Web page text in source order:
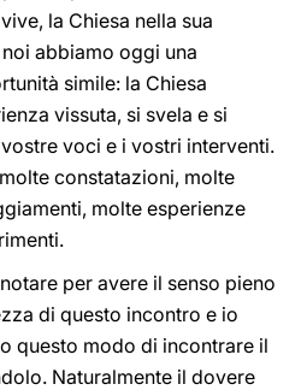
la Chiesa nella sua
abbiamo oggi una
simile: la Chiesa
vissuta, si svela e si
voci e i vostri interventi.
constatazioni, molte
molte esperienze
per avere il senso pieno
di questo incontro e io
questo modo di incontrare il
Naturalmente il dovere